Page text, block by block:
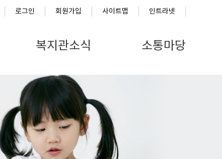
로그인 회원가입 사이트맵 인트라넷
복지관소식 소통마당